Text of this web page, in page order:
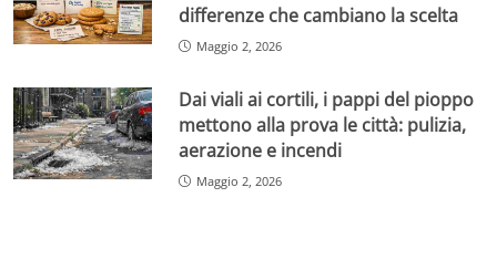
differenze che cambiano la scelta
Maggio 2, 2026
Dai viali ai cortili, i pappi del pioppo
mettono alla prova le città: pulizia,
aerazione e incendi
Maggio 2, 2026